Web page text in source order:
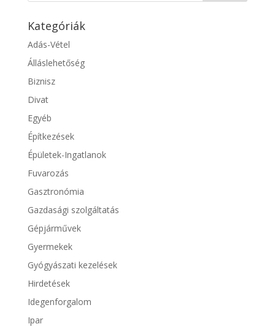
Kategóriák
Adás-Vétel
Álláslehetőség
Biznisz
Divat
Egyéb
Építkezések
Épületek-Ingatlanok
Fuvarozás
Gasztronómia
Gazdasági szolgáltatás
Gépjárművek
Gyermekek
Gyógyászati kezelések
Hirdetések
Idegenforgalom
Ipar